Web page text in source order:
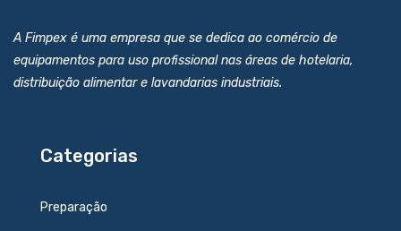
A Fimpex é uma empresa que se dedica ao comércio de
equipamentos para uso profissional nas áreas de hotelaria,
distribuição alimentar e lavandarias industriais.
Categorias
Preparação